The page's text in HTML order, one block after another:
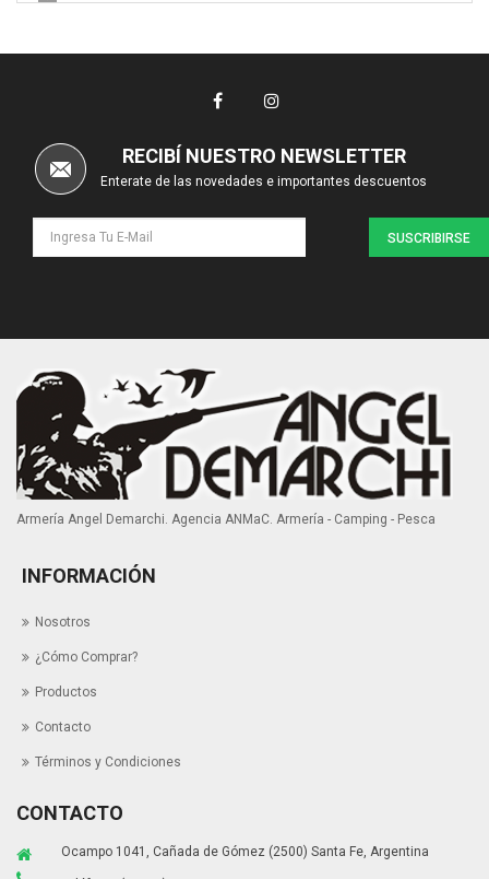
RECIBÍ NUESTRO NEWSLETTER
Enterate de las novedades e importantes descuentos
SUSCRIBIRSE
Armería Angel Demarchi. Agencia ANMaC. Armería - Camping - Pesca
INFORMACIÓN
Nosotros
¿Cómo Comprar?
Productos
Contacto
Términos y Condiciones
CONTACTO
Ocampo 1041, Cañada de Gómez (2500) Santa Fe, Argentina